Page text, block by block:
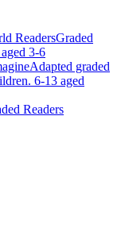
ReadersGraded
3-6
Adapted graded
6-13 aged
Readers